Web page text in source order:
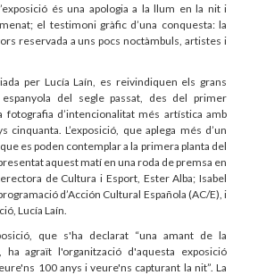
és una apologia a la llum en la nit i
el testimoni gràfic d’una conquesta: la
reservada a uns pocs noctàmbuls, artistes i
per Lucía Laín, es reivindiquen els grans
del segle passat, des del primer
d’intencionalitat més artística amb
cinquanta. L’exposició, que aplega més d’un
es poden contemplar a la primera planta del
aquest matí en una roda de premsa en
de Cultura i Esport, Ester Alba; Isabel
d’Acción Cultural Española (AC/E), i
Lucía Laín.
que s'ha declarat “una amant de la
ha agraït l'organització d'aquesta exposició
100 anys i veure'ns capturant la nit”. La